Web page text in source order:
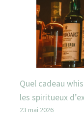
Quel cadeau
les spiritueux
23 mai 2026